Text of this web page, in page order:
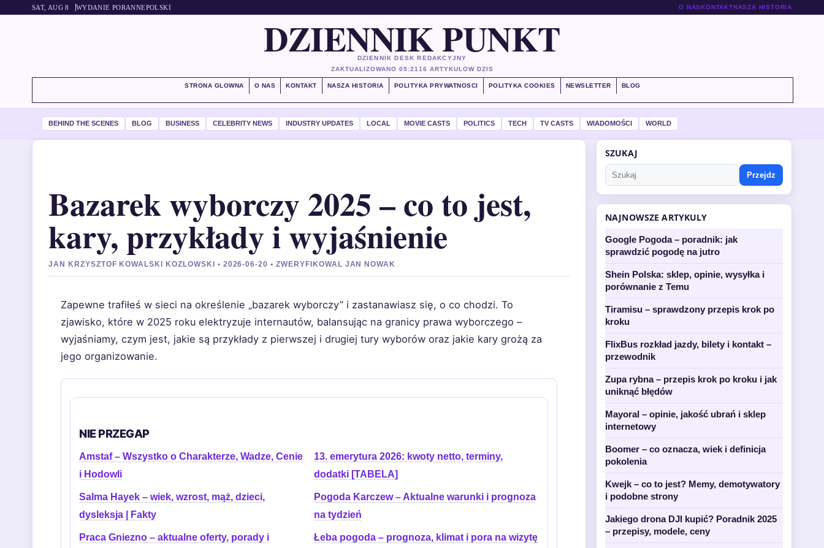
SAT, AUG 8 WYDANIE PORANNEPOLSKI O NASKONTAKTNASZA HISTORIA
DZIENNIK PUNKT
DZIENNIK DESK REDAKCYJNY
ZAKTUALIZOWANO 05:21 16 ARTYKULOW DZIS
STRONA GLOWNA O NAS KONTAKT NASZA HISTORIA POLITYKA PRYWATNOSCI POLITYKA COOKIES NEWSLETTER BLOG
BEHIND THE SCENES BLOG BUSINESS CELEBRITY NEWS INDUSTRY UPDATES LOCAL MOVIE CASTS POLITICS TECH TV CASTS WIADOMOŚCI WORLD
Bazarek wyborczy 2025 – co to jest,
kary, przykłady i wyjaśnienie
JAN KRZYSZTOF KOWALSKI KOZLOWSKI • 2026-06-20 • ZWERYFIKOWAL JAN NOWAK
Zapewne trafiłeś w sieci na określenie „bazarek wyborczy” i zastanawiasz się, o co chodzi. To
zjawisko, które w 2025 roku elektryzuje internautów, balansując na granicy prawa wyborczego –
wyjaśniamy, czym jest, jakie są przykłady z pierwszej i drugiej tury wyborów oraz jakie kary grożą za
jego organizowanie.
NIE PRZEGAP
Amstaf – Wszystko o Charakterze, Wadze, Cenie
i Hodowli
13. emerytura 2026: kwoty netto, terminy,
dodatki [TABELA]
Salma Hayek – wiek, wzrost, mąż, dzieci,
dysleksja | Fakty
Pogoda Karczew – Aktualne warunki i prognoza
na tydzień
Praca Gniezno – aktualne oferty, porady i
Łeba pogoda – prognoza, klimat i pora na wizytę
SZUKAJ
Przejdz
NAJNOWSZE ARTYKULY
Google Pogoda – poradnik: jak
sprawdzić pogodę na jutro
Shein Polska: sklep, opinie, wysyłka i
porównanie z Temu
Tiramisu – sprawdzony przepis krok po
kroku
FlixBus rozkład jazdy, bilety i kontakt –
przewodnik
Zupa rybna – przepis krok po kroku i jak
uniknąć błędów
Mayoral – opinie, jakość ubrań i sklep
internetowy
Boomer – co oznacza, wiek i definicja
pokolenia
Kwejk – co to jest? Memy, demotywatory
i podobne strony
Jakiego drona DJI kupić? Poradnik 2025
– przepisy, modele, ceny